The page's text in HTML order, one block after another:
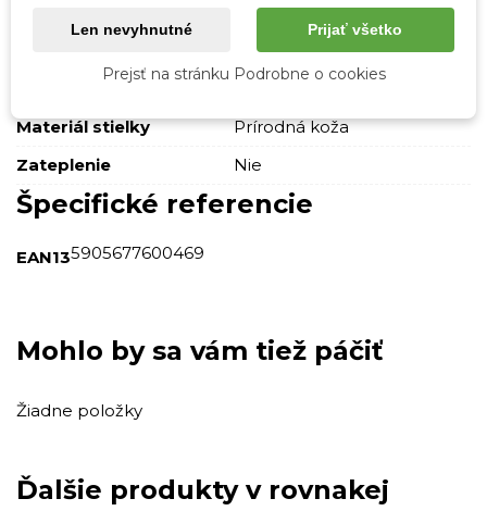
Béžová
Hrubý
Vonkajší materiál
Materiál stielky
Prírodná koža
Zateplenie
Nie
Špecifické referencie
EAN135905677600469
Mohlo by sa vám tiež páčiť
Žiadne položky
Ďalšie produkty v rovnakej
Len nevyhnutné Prijať všetko
Prejsť na stránku Podrobne o cookies